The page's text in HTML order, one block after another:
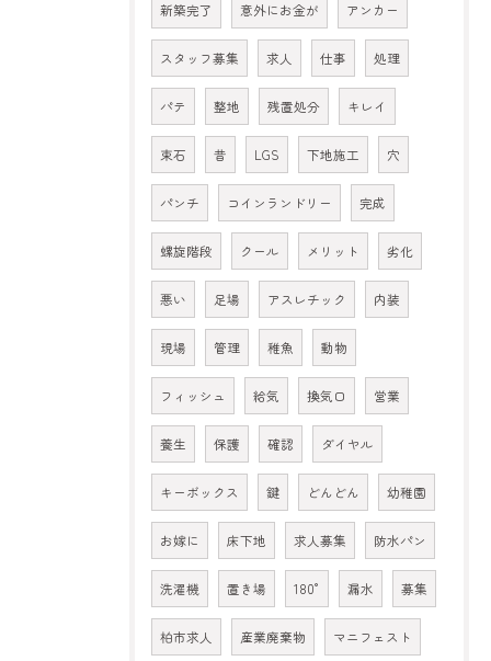
新築完了 意外にお金が アンカー
スタッフ募集 求人 仕事 処理
パテ 整地 残置処分 キレイ
束石 昔 LGS 下地施工 穴
パンチ コインランドリー 完成
螺旋階段 クール メリット 劣化
悪い 足場 アスレチック 内装
現場 管理 稚魚 動物
フィッシュ 給気 換気口 営業
養生 保護 確認 ダイヤル
キーボックス 鍵 どんどん 幼稚園
お嫁に 床下地 求人募集 防水パン
洗濯機 置き場 180° 漏水 募集
柏市求人 産業廃棄物 マニフェスト